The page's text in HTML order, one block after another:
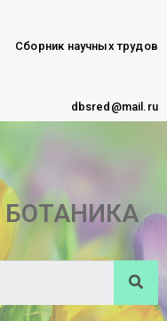
Сборник научных трудов
dbsred@mail.ru